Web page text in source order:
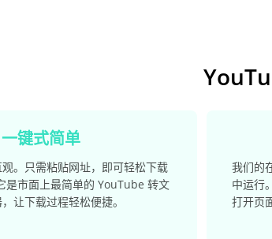
一键式简单
。只需粘贴网址，即可轻松下载
是市面上最简单的 YouTube 转文
让下载过程轻松便捷。
我们的
中运行
打开页